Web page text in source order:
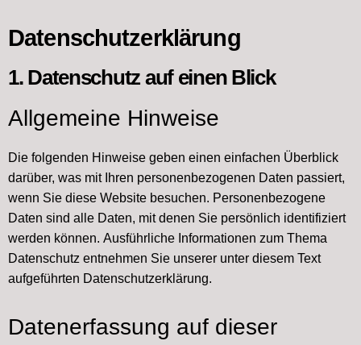
Datenschutz­erklärung
1. Datenschutz auf einen Blick
Allgemeine Hinweise
Die folgenden Hinweise geben einen einfachen Überblick
darüber, was mit Ihren personenbezogenen Daten passiert,
wenn Sie diese Website besuchen. Personenbezogene
Daten sind alle Daten, mit denen Sie persönlich identifiziert
werden können. Ausführliche Informationen zum Thema
Datenschutz entnehmen Sie unserer unter diesem Text
aufgeführten Datenschutzerklärung.
Datenerfassung auf dieser